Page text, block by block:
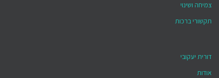
צמיחה ושינוי
תקשורי ברכות
דורית יעקובי
אודות